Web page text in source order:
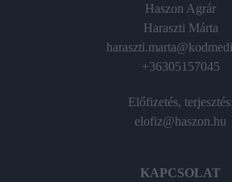
Haszon Agrár
Haraszti Márta
+36305157045
Előfizetés, terjesztés:
elofiz@haszon.hu
KAPCSOLAT